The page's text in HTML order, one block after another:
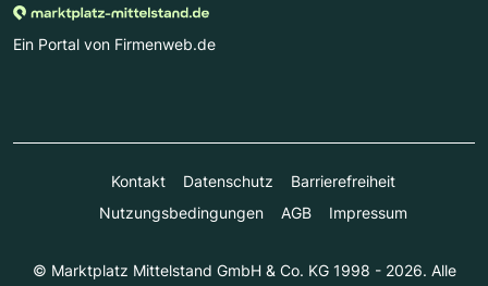
Ein Portal von Firmenweb.de
Kontakt Datenschutz
Barrierefreiheit
Nutzungsbedingungen
AGB Impressum
© Marktplatz Mittelstand GmbH & Co. KG 1998 - 2026. Alle